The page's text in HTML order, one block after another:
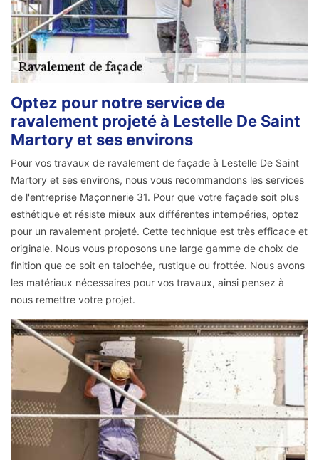
Optez pour notre service de
ravalement projeté à Lestelle De Saint
Martory et ses environs
Pour vos travaux de ravalement de façade à Lestelle De Saint
Martory et ses environs, nous vous recommandons les services
de l'entreprise Maçonnerie 31. Pour que votre façade soit plus
esthétique et résiste mieux aux différentes intempéries, optez
pour un ravalement projeté. Cette technique est très efficace et
originale. Nous vous proposons une large gamme de choix de
finition que ce soit en talochée, rustique ou frottée. Nous avons
les matériaux nécessaires pour vos travaux, ainsi pensez à
nous remettre votre projet.